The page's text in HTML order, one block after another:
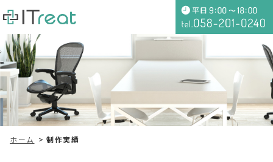
ホーム 制作実績